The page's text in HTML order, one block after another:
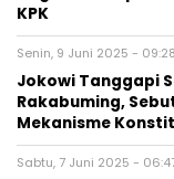
KPK
Senin, 9 Juni 2025 -
Jokowi Tanggapi
Rakabuming,
Mekanisme
Sabtu, 7 Juni 2025 -